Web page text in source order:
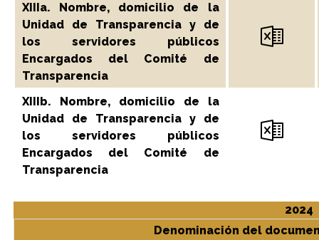
XIIIa. Nombre, domicilio de la
Unidad de Transparencia y de
los servidores públicos
Encargados del Comité de
Transparencia
XIIIb. Nombre, domicilio de la
Unidad de Transparencia y de
los servidores públicos
Encargados del Comité de
Transparencia
2024
Denominación del